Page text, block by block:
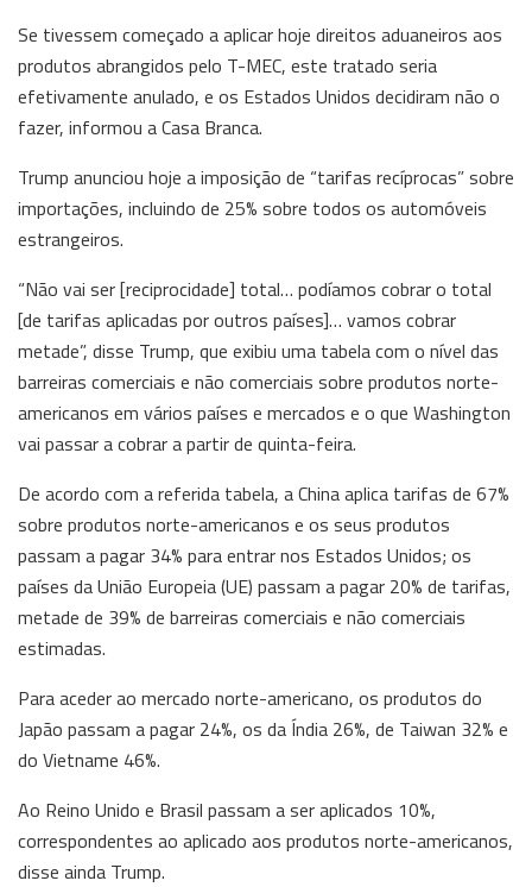
Se tivessem começado a aplicar hoje direitos aduaneiros aos
produtos abrangidos pelo T-MEC, este tratado seria
efetivamente anulado, e os Estados Unidos decidiram não o
fazer, informou a Casa Branca.
Trump anunciou hoje a imposição de “tarifas recíprocas” sobre
importações, incluindo de 25% sobre todos os automóveis
estrangeiros.
“Não vai ser [reciprocidade] total… podíamos cobrar o total
[de tarifas aplicadas por outros países]… vamos cobrar
metade”, disse Trump, que exibiu uma tabela com o nível das
barreiras comerciais e não comerciais sobre produtos norte-
americanos em vários países e mercados e o que Washington
vai passar a cobrar a partir de quinta-feira.
De acordo com a referida tabela, a China aplica tarifas de 67%
sobre produtos norte-americanos e os seus produtos
passam a pagar 34% para entrar nos Estados Unidos; os
países da União Europeia (UE) passam a pagar 20% de tarifas,
metade de 39% de barreiras comerciais e não comerciais
estimadas.
Para aceder ao mercado norte-americano, os produtos do
Japão passam a pagar 24%, os da Índia 26%, de Taiwan 32% e
do Vietname 46%.
Ao Reino Unido e Brasil passam a ser aplicados 10%,
correspondentes ao aplicado aos produtos norte-americanos,
disse ainda Trump.